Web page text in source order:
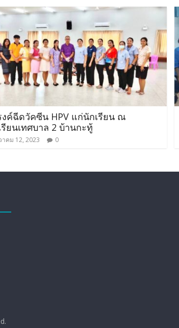
ค์ฉีดวัคซีน HPV แก่นักเรียน ณ
รียนเทศบาล 2 บ้านกะทู้
าคม 12, 2023 0